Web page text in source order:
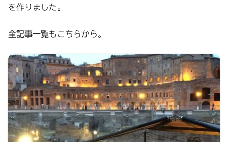
を作りました。
全記事一覧もこちらから。